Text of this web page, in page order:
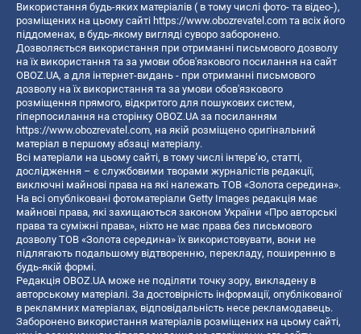
Використання будь-яких матеріалів ( в тому числі фото- та відео-),
розміщених на цьому сайті https://www.obozrevatel.com та всіх його
піддоменах, в будь-якому вигляді суворо заборонено.
Дозволяється використання при отриманні письмового дозволу
на їх використання та за умови обов'язкового посилання на сайт
OBOZ.UA, а для інтернет-видань - при отриманні письмового
дозволу на їх використання та за умови обов'язкового
розміщення прямого, відкритого для пошукових систем,
гіперпосилання на сторінку OBOZ.UA за посиланням
https://www.obozrevatel.com, на якій розміщено оригінальний
матеріал в першому абзаці матеріалу.
Всі матеріали на цьому сайті, в тому числі інтерв’ю, статті,
дослідження – є службовими творами журналістів редакції,
виключні майнові права на які належать ТОВ «Золота середина».
На всі опубліковані фотоматеріали Getty Images редакція має
майнові права, які захищаються законом України «Про авторські
права та суміжні права», ніхто не має права без письмового
дозволу ТОВ «Золота середина» їх використовувати, вони не
підлягають подальшому відтворенню, перекладу, поширенню в
будь-якій формі.
Редакція OBOZ.UA може не поділяти точку зору, викладену в
авторському матеріалі. За достовірність інформації, опублікованої
в рекламних матеріалах, відповідальність несе рекламодавець.
Заборонено використання матеріалів розміщених на цьому сайті,